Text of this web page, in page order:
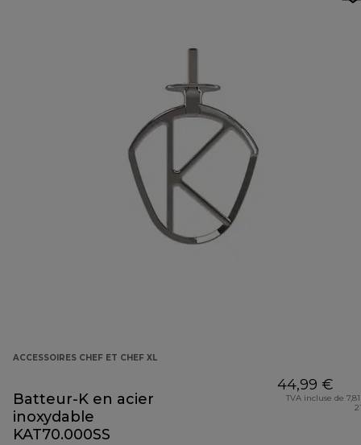
ACCESSOIRES CHEF ET CHEF XL
Batteur-K en acier
inoxydable
KAT70.000SS
44,99 €
TVA incluse de